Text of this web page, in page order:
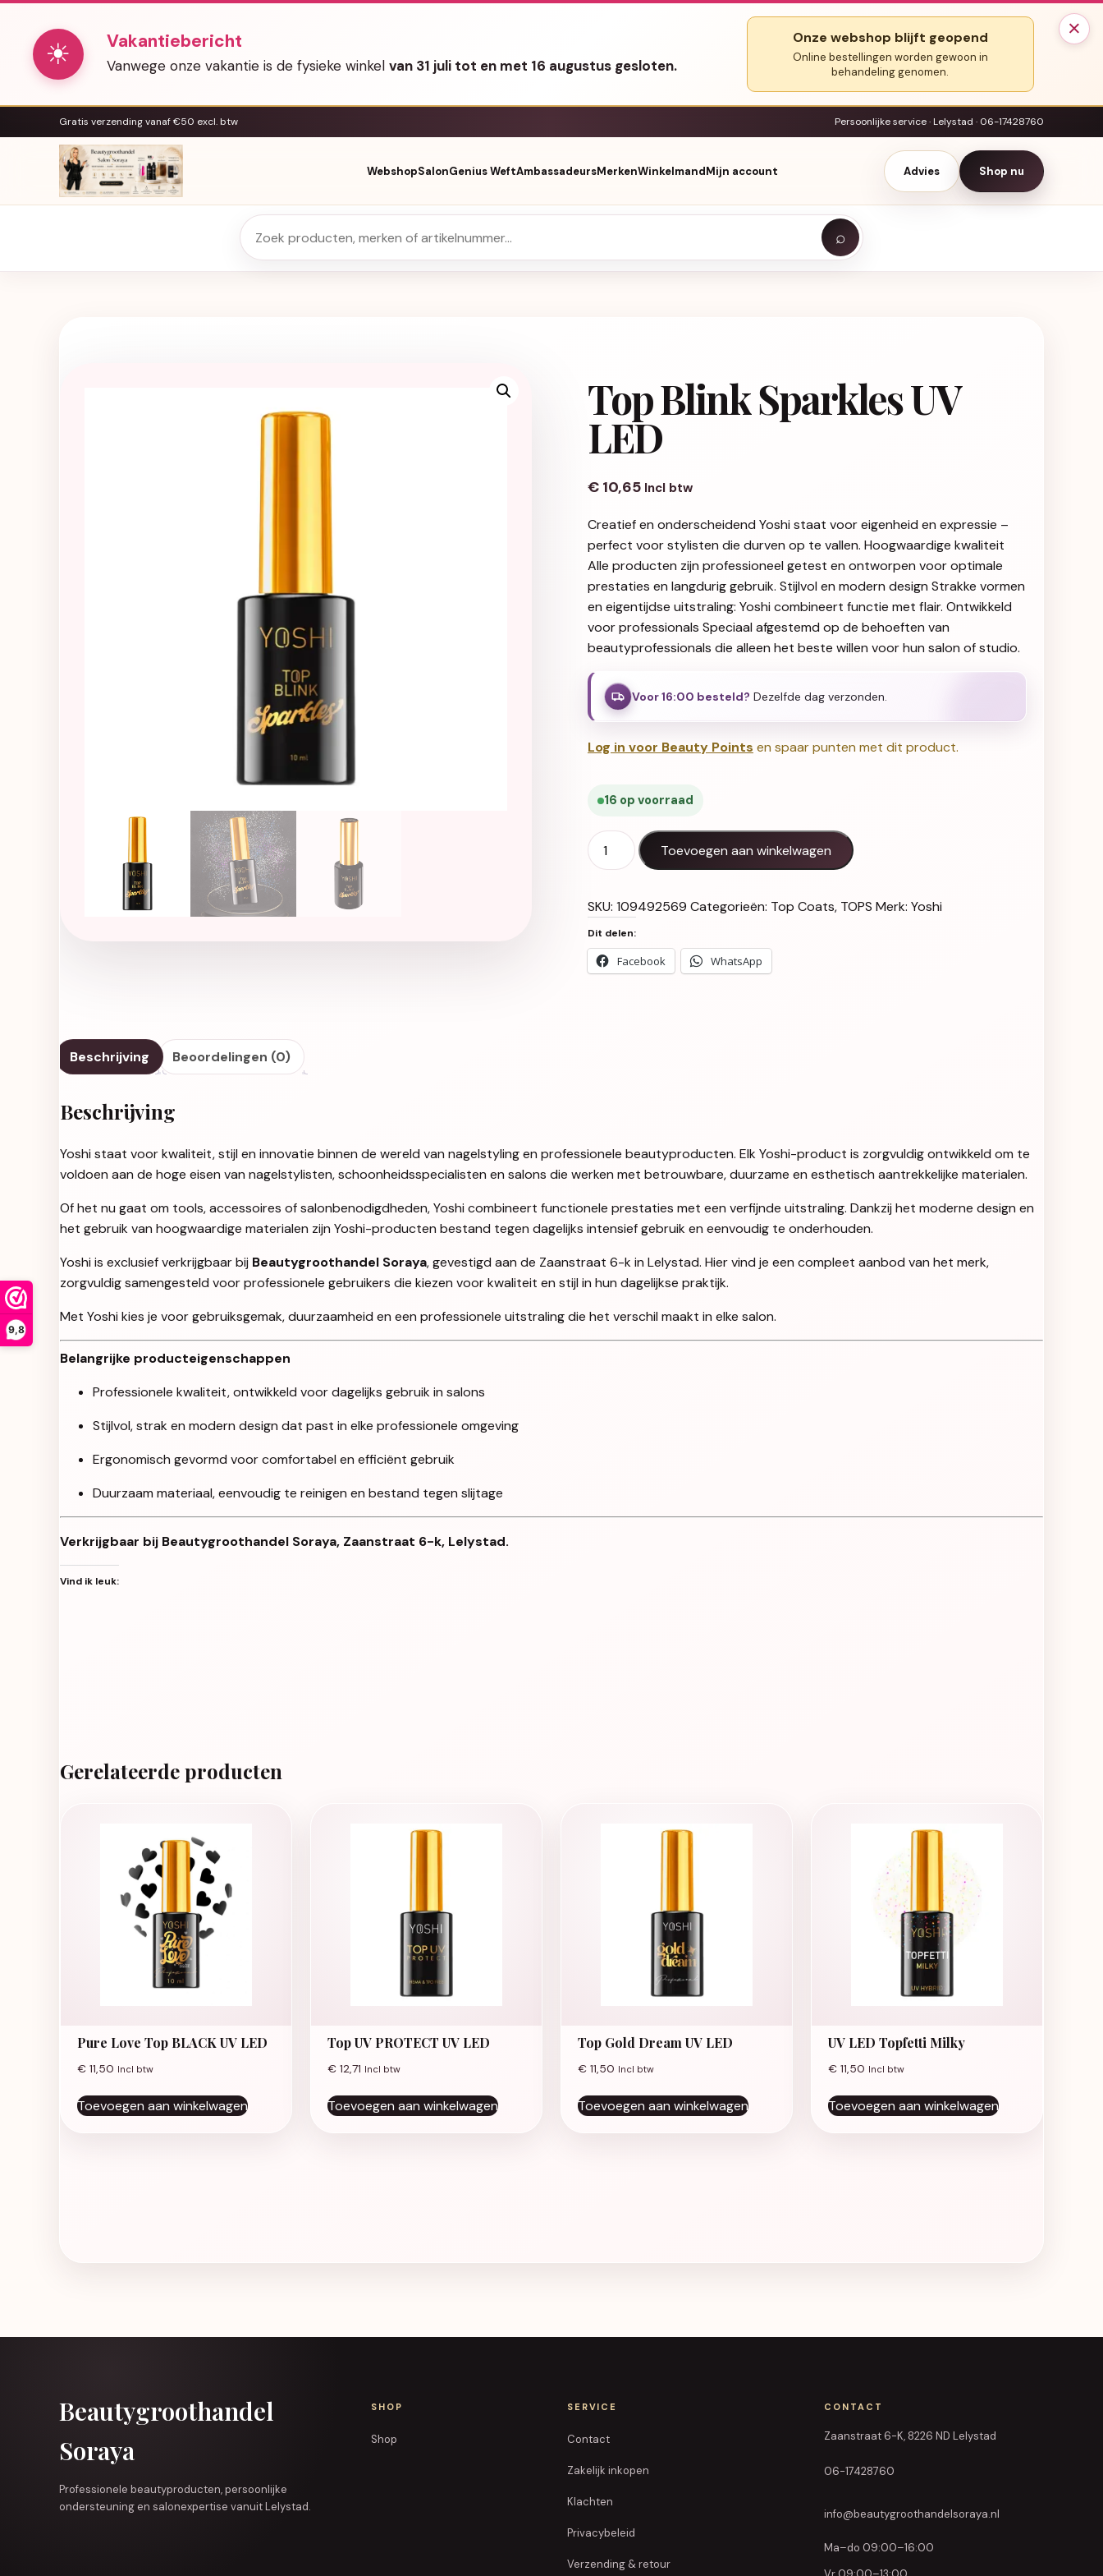
9,8
×
☀ Vakantiebericht
Vanwege onze vakantie is de fysieke winkel van 31 juli tot en met 16 augustus gesloten.
Onze webshop blijft geopend
Online bestellingen worden gewoon in
behandeling genomen.
Gratis verzending vanaf €50 excl. btw Persoonlijke service · Lelystad · 06-17428760
WebshopSalonGenius WeftAmbassadeursMerkenWinkelmandMijn account Advies Shop nu
⌕
Top Blink Sparkles UV
LED
€10,65 Incl btw
Creatief en onderscheidend Yoshi staat voor eigenheid en expressie –
perfect voor stylisten die durven op te vallen. Hoogwaardige kwaliteit
Alle producten zijn professioneel getest en ontworpen voor optimale
prestaties en langdurig gebruik. Stijlvol en modern design Strakke vormen
en eigentijdse uitstraling: Yoshi combineert functie met flair. Ontwikkeld
voor professionals Speciaal afgestemd op de behoeften van
beautyprofessionals die alleen het beste willen voor hun salon of studio.
Voor 16:00 besteld? Dezelfde dag verzonden.
Log in voor Beauty Points en spaar punten met dit product.
16 op voorraad
Top Blink Sparkles UV LED aantal
Toevoegen aan winkelwagen
SKU: 109492569 Categorieën: Top Coats, TOPS Merk: Yoshi
Dit delen:
Facebook WhatsApp
Beschrijving Beoordelingen (0)
Beschrijving
Yoshi staat voor kwaliteit, stijl en innovatie binnen de wereld van nagelstyling en professionele beautyproducten. Elk Yoshi-product is zorgvuldig ontwikkeld om te
voldoen aan de hoge eisen van nagelstylisten, schoonheidsspecialisten en salons die werken met betrouwbare, duurzame en esthetisch aantrekkelijke materialen.
Of het nu gaat om tools, accessoires of salonbenodigdheden, Yoshi combineert functionele prestaties met een verfijnde uitstraling. Dankzij het moderne design en
het gebruik van hoogwaardige materialen zijn Yoshi-producten bestand tegen dagelijks intensief gebruik en eenvoudig te onderhouden.
Yoshi is exclusief verkrijgbaar bij Beautygroothandel Soraya, gevestigd aan de Zaanstraat 6-k in Lelystad. Hier vind je een compleet aanbod van het merk,
zorgvuldig samengesteld voor professionele gebruikers die kiezen voor kwaliteit en stijl in hun dagelijkse praktijk.
Met Yoshi kies je voor gebruiksgemak, duurzaamheid en een professionele uitstraling die het verschil maakt in elke salon.
Belangrijke producteigenschappen
Professionele kwaliteit, ontwikkeld voor dagelijks gebruik in salons
Stijlvol, strak en modern design dat past in elke professionele omgeving
Ergonomisch gevormd voor comfortabel en efficiënt gebruik
Duurzaam materiaal, eenvoudig te reinigen en bestand tegen slijtage
Verkrijgbaar bij Beautygroothandel Soraya, Zaanstraat 6-k, Lelystad.
Vind ik leuk:
Gerelateerde producten
Pure Love Top BLACK UV LED
€ 11,50 Incl btw
Toevoegen aan winkelwagen
Top UV PROTECT UV LED
€ 12,71 Incl btw
Toevoegen aan winkelwagen
Top Gold Dream UV LED
€ 11,50 Incl btw
Toevoegen aan winkelwagen
UV LED Topfetti Milky
€ 11,50 Incl btw
Toevoegen aan winkelwagen
Beautygroothandel
Soraya
Professionele beautyproducten, persoonlijke
ondersteuning en salonexpertise vanuit Lelystad.
SHOP
Shop
SERVICE
Contact
Zakelijk inkopen
Klachten
Privacybeleid
Verzending & retour
CONTACT
Zaanstraat 6-K, 8226 ND Lelystad
06-17428760
info@beautygroothandelsoraya.nl
Ma–do 09:00–16:00